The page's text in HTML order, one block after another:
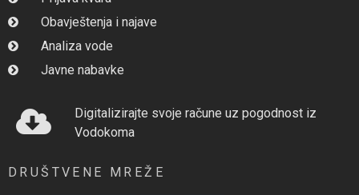
Obavještenja i najave
Analiza vode
Javne nabavke
Digitalizirajte svoje račune uz pogodnost iz
Vodokoma
DRUŠTVENE MREŽE